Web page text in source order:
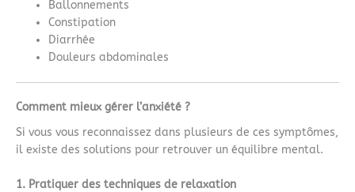
Ballonnements
Constipation
Diarrhée
Douleurs abdominales
Comment mieux gérer l’anxiété ?
Si vous vous reconnaissez dans plusieurs de ces symptômes,
il existe des solutions pour retrouver un équilibre mental.
1. Pratiquer des techniques de relaxation